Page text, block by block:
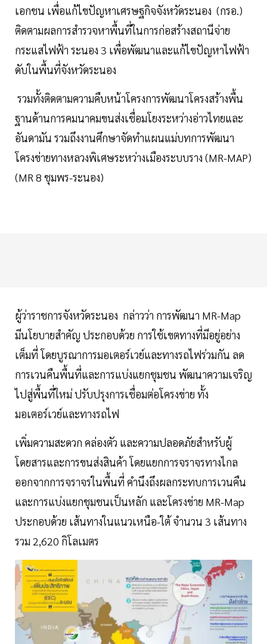
เอกชน เพื่อแก้ไขปัญหาเศรษฐกิจจังหวัดระนอง (กรอ.)
ติดตามผลการสำรวจหาพื้นที่ในการก่อสร้างสถานีจ่าย
กระแสไฟฟ้า ระนอง 3 เพื่อพัฒนาและแก้ไขปัญหาไฟฟ้า
ดับในพื้นที่จังหวัดระนอง
รวมทั้งติดตามความคืบหน้าโครงการพัฒนาโครงสร้างพื้น
ฐานด้านการคมนาคมขนส่งเชื่อมโยงระหว่างอ่าวไทยและ
อันดามัน รวมถึงงานศึกษาจัดทำแผนแม่บทการพัฒนา
โครงข่ายทางหลวงพิเศษระหว่างเมืองระบบราง (MR-MAP)
(MR 8 ชุมพร-ระนอง)
ผู้ว่าราชการจังหวัดระนอง กล่าวว่า การพัฒนา MR-Map
มีนโยบายสำคัญ ประกอบด้วย การใช้เขตทางที่มีอยู่อย่าง
เต็มที่ โดยบูรณาการมอเตอร์เวย์และทางรถไฟร่วมกัน ลด
การเวนคืนพื้นที่และการแบ่งแยกชุมชน พัฒนาความเจริญ
ไปสู่พื้นที่ใหม่ ปรับปรุงการเชื่อมต่อโครงข่าย ทั้ง
มอเตอร์เวย์และทางรถไฟ
เพิ่มความสะดวก คล่องตัว และความปลอดภัยสำหรับผู้
โดยสารและการขนส่งสินค้า โดยแยกการจราจรทางไกล
ออกจากการจราจรในพื้นที่ คำนึงถึงผลกระทบการเวนคืน
และการแบ่งแยกชุมชนเป็นหลัก และโครงข่าย MR-Map
ประกอบด้วย เส้นทางในแนวเหนือ-ใต้ จำนวน 3 เส้นทาง
รวม 2,620 กิโลเมตร